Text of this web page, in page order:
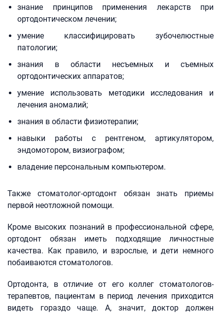
знание принципов применения лекарств при
ортодонтическом лечении;
умение классифицировать зубочелюстные
патологии;
знания в области несъемных и съемных
ортодонтических аппаратов;
умение использовать методики исследования и
лечения аномалий;
знания в области физиотерапии;
навыки работы с рентгеном, артикулятором,
эндомотором, визиографом;
владение персональным компьютером.
Также стоматолог-ортодонт обязан знать приемы
первой неотложной помощи.
Кроме высоких познаний в профессиональной сфере,
ортодонт обязан иметь подходящие личностные
качества. Как правило, и взрослые, и дети немного
побаиваются стоматологов.
Ортодонта, в отличие от его коллег стоматологов-
терапевтов, пациентам в период лечения приходится
видеть гораздо чаще. А, значит, доктор должен